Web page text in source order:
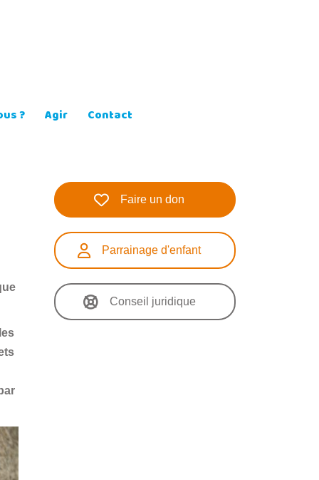
? Agir Contact
Faire un don
Parrainage d'enfant
Conseil juridique